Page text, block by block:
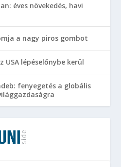
éves növekedés, havi
a nagy piros gombot
USA lépéselőnybe kerül
fenyegetés a globális